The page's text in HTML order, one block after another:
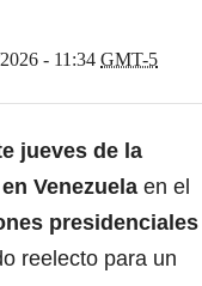
- 11:34 GMT-5
jueves de la
Venezuela en el
presidenciales
reelecto para un